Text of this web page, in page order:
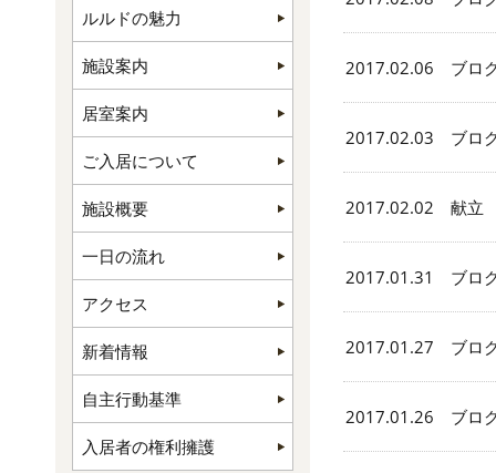
2017.02.06 ブロ
2017.02.03 ブロ
2017.02.02 献立
2017.01.31 ブロ
2017.01.27 ブロ
2017.01.26 ブロ
ルルドの魅力
施設案内
居室案内
ご入居について
施設概要
一日の流れ
アクセス
新着情報
自主行動基準
入居者の権利擁護